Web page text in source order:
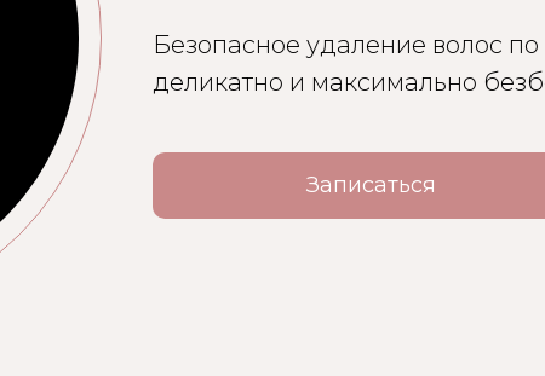
Безопасное удаление волос
деликатно и максимально
Записаться